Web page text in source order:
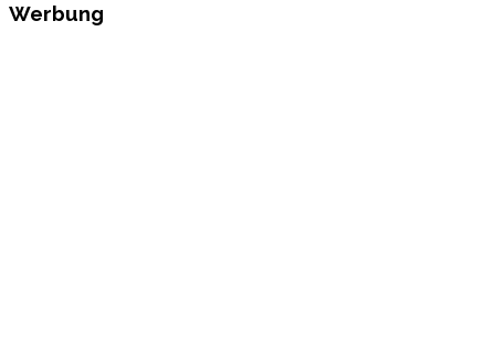
Werbung